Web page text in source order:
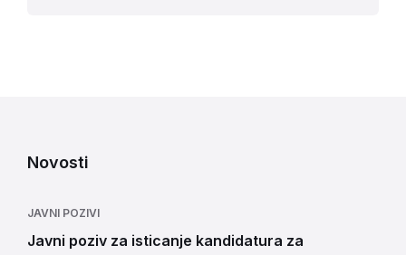
Novosti
JAVNI POZIVI
Javni poziv za isticanje kandidatura za